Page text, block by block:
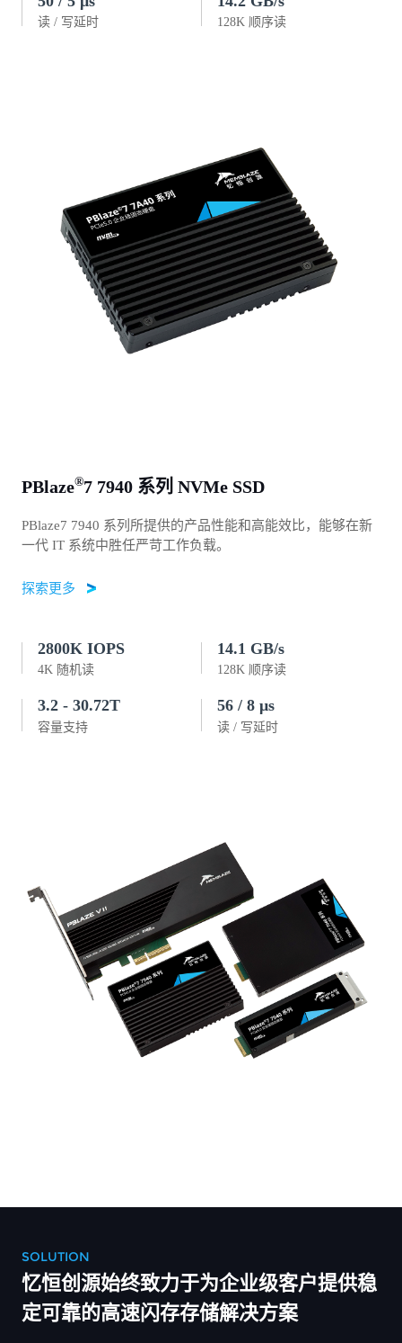
读 / 写延时 128K 顺序读
PBlaze®7 7940 系列 NVMe SSD
PBlaze7 7940 系列所提供的产品性能和高能效比，能够在新
一代 IT 系统中胜任严苛工作负载。
探索更多
2800K IOPS
4K 随机读
14.1 GB/s
128K 顺序读
3.2 - 30.72T
容量支持
56 / 8 μs
读 / 写延时
SOLUTION
忆恒创源始终致力于为企业级客户提供稳
定可靠的高速闪存存储解决方案